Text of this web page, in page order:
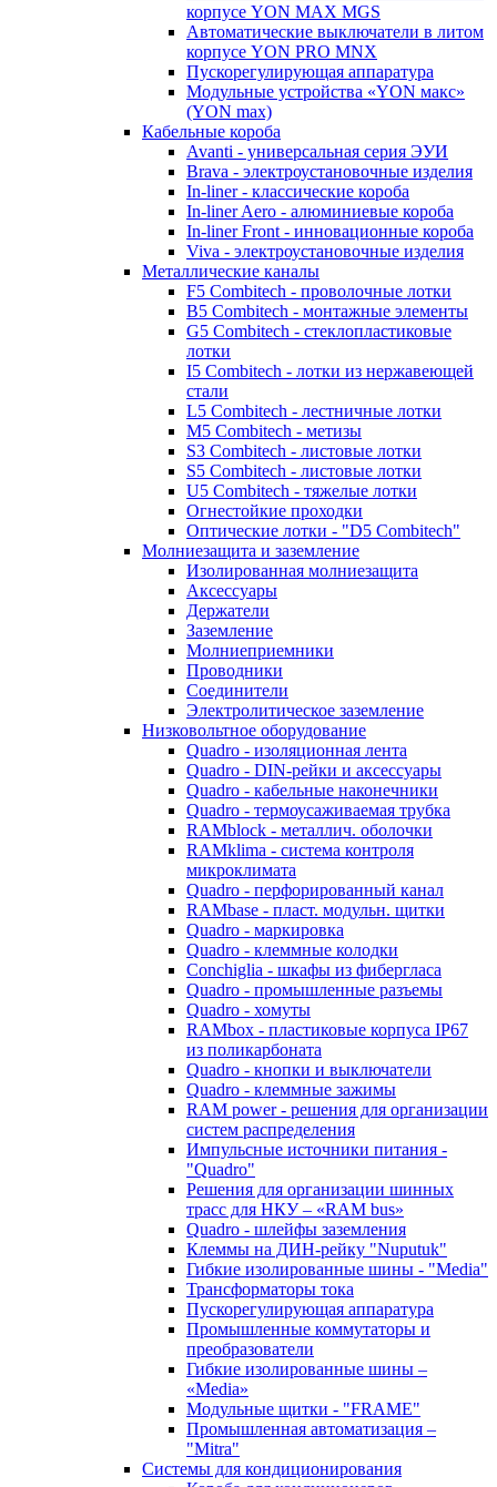
корпусе YON MAX MGS
Автоматические выключатели в литом
корпусе YON PRO MNX
Пускорегулирующая аппаратура
Модульные устройства «YON макс»
(YON max)
Кабельные короба
Avanti - универсальная серия ЭУИ
Brava - электроустановочные изделия
In-liner - классические короба
In-liner Aero - алюминиевые короба
In-liner Front - инновационные короба
Viva - электроустановочные изделия
Металлические каналы
F5 Combitech - проволочные лотки
B5 Combitech - монтажные элементы
G5 Combitech - стеклопластиковые
лотки
I5 Combitech - лотки из нержавеющей
стали
L5 Combitech - лестничные лотки
M5 Combitech - метизы
S3 Combitech - листовые лотки
S5 Combitech - листовые лотки
U5 Combitech - тяжелые лотки
Огнестойкие проходки
Оптические лотки - "D5 Combitech"
Молниезащита и заземление
Изолированная молниезащита
Аксессуары
Держатели
Заземление
Молниеприемники
Проводники
Соединители
Электролитическое заземление
Низковольтное оборудование
Quadro - изоляционная лента
Quadro - DIN-рейки и аксессуары
Quadro - кабельные наконечники
Quadro - термоусаживаемая трубка
RAMblock - металлич. оболочки
RAMklima - система контроля
микроклимата
Quadro - перфорированный канал
RAMbase - пласт. модульн. щитки
Quadro - маркировка
Quadro - клеммные колодки
Conchiglia - шкафы из фибергласа
Quadro - промышленные разъемы
Quadro - хомуты
RAMbox - пластиковые корпуса IP67
из поликарбоната
Quadro - кнопки и выключатели
Quadro - клеммные зажимы
RAM power - решения для организации
систем распределения
Импульсные источники питания -
"Quadro"
Решения для организации шинных
трасс для НКУ – «RAM bus»
Quadro - шлейфы заземления
Клеммы на ДИН-рейку "Nuputuk"
Гибкие изолированные шины - "Media"
Трансформаторы тока
Пускорегулирующая аппаратура
Промышленные коммутаторы и
преобразователи
Гибкие изолированные шины –
«Media»
Модульные щитки - "FRAME"
Промышленная автоматизация –
"Mitra"
Системы для кондиционирования